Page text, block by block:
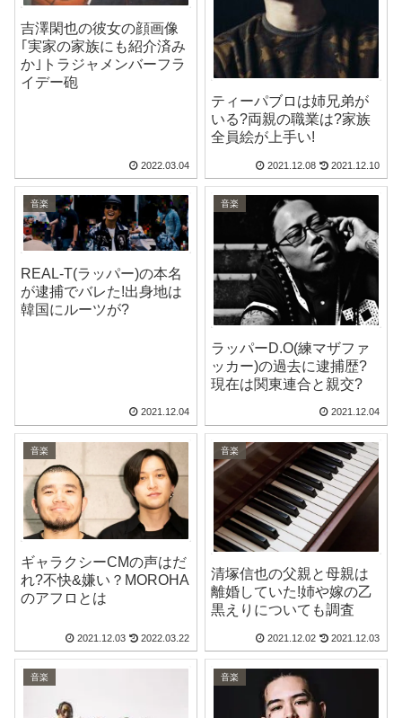
吉澤閑也の彼女の顔画像
｢実家の家族にも紹介済み
か｣トラジャメンバーフラ
イデー砲
2022.03.04
ティーパブロは姉兄弟が
いる?両親の職業は?家族
全員絵が上手い!
2021.12.08 2021.12.10
音楽
REAL-T(ラッパー)の本名
が逮捕でバレた!出身地は
韓国にルーツが?
2021.12.04
音楽
ラッパーD.O(練マザファ
ッカー)の過去に逮捕歴?
現在は関東連合と親交?
2021.12.04
音楽
ギャラクシーCMの声はだ
れ?不快&嫌い？MOROHA
のアフロとは
2021.12.03 2022.03.22
音楽
清塚信也の父親と母親は
離婚していた!姉や嫁の乙
黒えりについても調査
2021.12.02 2021.12.03
音楽 音楽